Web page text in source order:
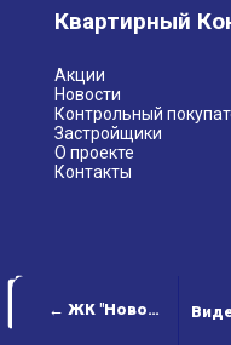
← ЖК "Новое Пушкино"
Квартирный
Акции
Новости
Контрольный
Застройщики
О проекте
Контакты